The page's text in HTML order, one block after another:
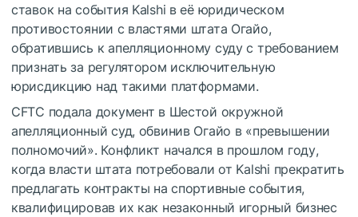
ставок на события Kalshi в её юридическом
противостоянии с властями штата Огайо,
обратившись к апелляционному суду с требованием
признать за регулятором исключительную
юрисдикцию над такими платформами.
CFTC подала документ в Шестой окружной
апелляционный суд, обвинив Огайо в «превышении
полномочий». Конфликт начался в прошлом году,
когда власти штата потребовали от Kalshi прекратить
предлагать контракты на спортивные события,
квалифицировав их как незаконный игорный бизнес